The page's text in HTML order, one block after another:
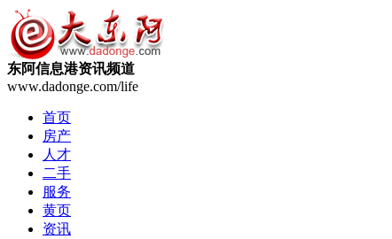
东阿信息港资讯频道
www.dadonge.com/life
首页
房产
人才
二手
服务
黄页
资讯